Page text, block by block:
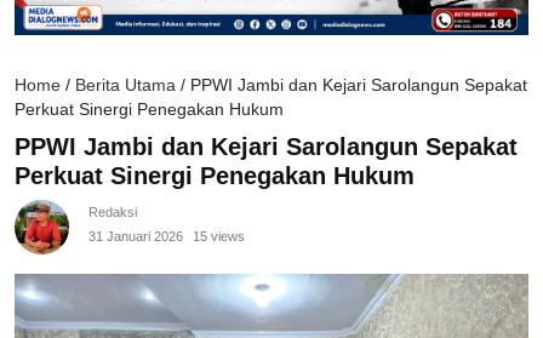
Home / Berita Utama / PPWI Jambi dan Kejari Sarolangun Sepakat
Perkuat Sinergi Penegakan Hukum
PPWI Jambi dan Kejari Sarolangun Sepakat
Perkuat Sinergi Penegakan Hukum
Redaksi
31 Januari 2026
15 views